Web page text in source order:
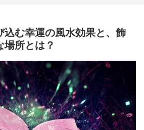
込む幸運の風水効果と、飾
場所とは？